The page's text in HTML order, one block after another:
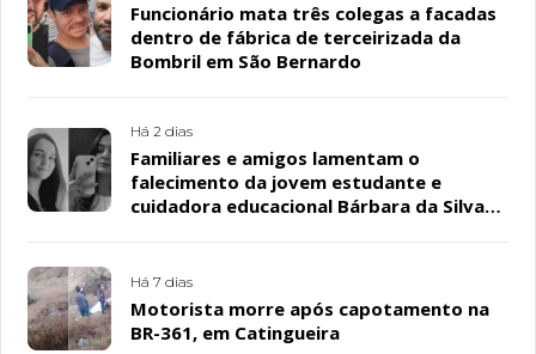
Funcionário mata três colegas a facadas
dentro de fábrica de terceirizada da
Bombril em São Bernardo
Há 2 dias
Familiares e amigos lamentam o
falecimento da jovem estudante e
cuidadora educacional Bárbara da Silva
Há 7 dias
Motorista morre após capotamento na
BR-361, em Catingueira